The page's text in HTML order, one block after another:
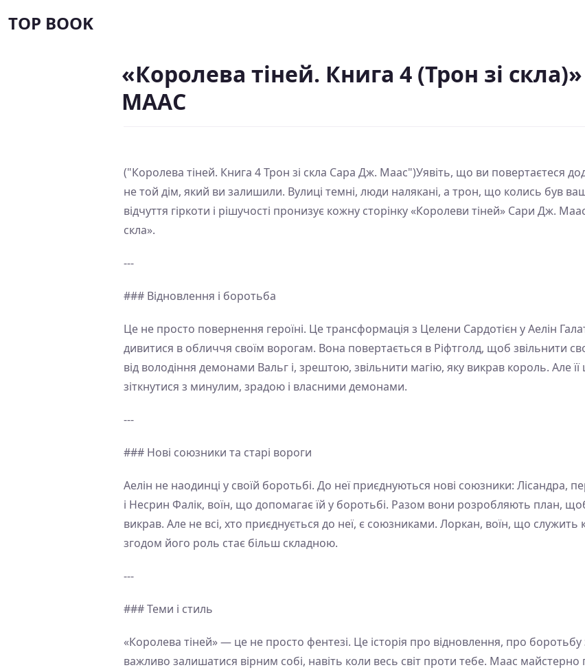
TOP BOOK
«Королева тіней. Книга 4 (Трон зі
МААС
("Королева тіней. Книга 4 Трон зі скла Сара Дж. Маас")Уявіть, що ви повертаєтеся
не той дім, який ви залишили. Вулиці темні, люди налякані, а трон, що колись був
відчуття гіркоти і рішучості пронизує кожну сторінку «Королеви тіней» Сари Дж.
скла».
---
### Відновлення і боротьба
Це не просто повернення героїні. Це трансформація з Целени Сардотієн у Аелін
дивитися в обличчя своїм ворогам. Вона повертається в Ріфтголд, щоб звільнити
від володіння демонами Вальг і, зрештою, звільнити магію, яку викрав король. Але
зіткнутися з минулим, зрадою і власними демонами.
---
### Нові союзники та старі вороги
Аелін не наодинці у своїй боротьбі. До неї приєднуються нові союзники: Лісандра,
і Несрин Фалік, воїн, що допомагає їй у боротьбі. Разом вони розробляють план, щоб
викрав. Але не всі, хто приєднується до неї, є союзниками. Лоркан, воїн, що
згодом його роль стає більш складною.
---
### Теми і стиль
«Королева тіней» — це не просто фентезі. Це історія про відновлення, про
важливо залишатися вірним собі, навіть коли весь світ проти тебе. Маас майстерно